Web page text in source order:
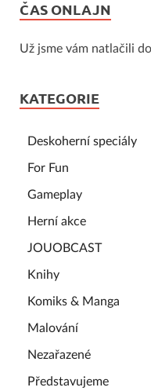
ČAS ONLAJN
Už jsme vám natlačili
KATEGORIE
Deskoherní speciály
For Fun
Gameplay
Herní akce
JOUOBCAST
Knihy
Komiks & Manga
Malování
Nezařazené
Představujeme